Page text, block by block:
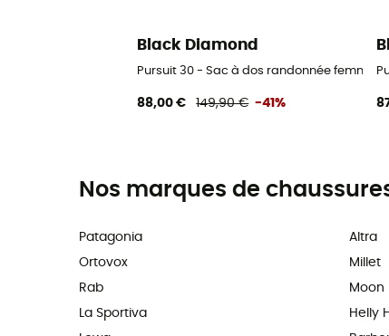
Black Diamond
Pursuit 30 - Sac à dos randonnée femme
88,00 € 149,90 € -41%
Nos marques de
Patagonia
Ortovox
Rab
La Sportiva
Altra
Millet
Moon
Helly